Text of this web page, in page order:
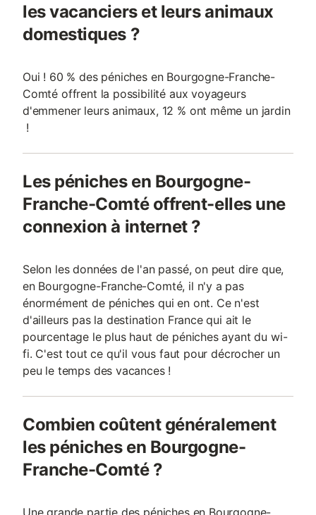
les vacanciers et leurs animaux
domestiques ?
Oui ! 60 % des péniches en Bourgogne-Franche-
Comté offrent la possibilité aux voyageurs
d'emmener leurs animaux, 12 % ont même un jardin
!
Les péniches en Bourgogne-
Franche-Comté offrent-elles une
connexion à internet ?
Selon les données de l'an passé, on peut dire que,
en Bourgogne-Franche-Comté, il n'y a pas
énormément de péniches qui en ont. Ce n'est
d'ailleurs pas la destination France qui ait le
pourcentage le plus haut de péniches ayant du wi-
fi. C'est tout ce qu'il vous faut pour décrocher un
peu le temps des vacances !
Combien coûtent généralement
les péniches en Bourgogne-
Franche-Comté ?
Une grande partie des péniches en Bourgogne-